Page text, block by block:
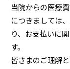
当院からの医療
につきましては
り、お支払いに
す。
皆さまのご理解